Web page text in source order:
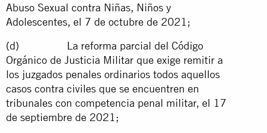
Abuso Sexual contra Niñas, Niños y
Adolescentes, el 7 de octubre de 2021;
(d) La reforma parcial del Código
Orgánico de Justicia Militar que exige remitir a
los juzgados penales ordinarios todos aquellos
casos contra civiles que se encuentren en
tribunales con competencia penal militar, el 17
de septiembre de 2021;